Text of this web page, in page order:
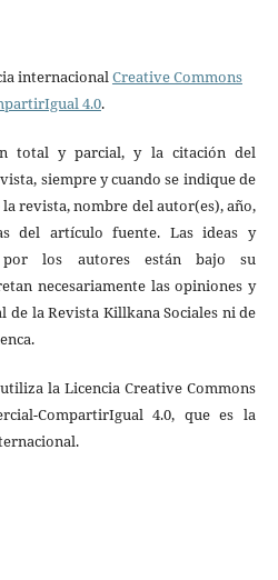
internacionalCreative Commons
4.0.
total y parcial, y la citación del
siempre y cuando se indique de
revista, nombre del autor(es), año,
del artículo fuente. Las ideas y
por los autores están bajo su
necesariamente las opiniones y
la Revista Killkana Sociales ni de
la Licencia Creative Commons
CompartirIgual 4.0, que es la